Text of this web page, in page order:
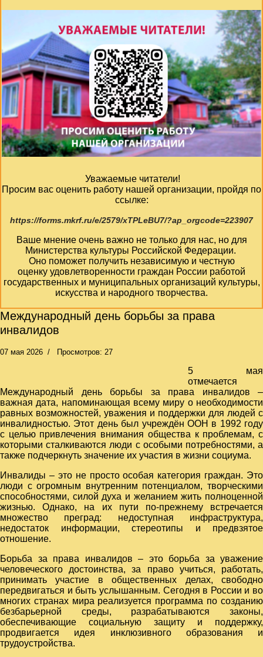
Уважаемые читатели!
Просим вас оценить работу нашей организации, пройдя по
ссылке:
https://forms.mkrf.ru/e/2579/xTPLeBU7/?ap_orgcode=223907
Ваше мнение очень важно не только для нас, но для
Министерства культуры Российской Федерации.
Оно поможет получить независимую и честную
оценку удовлетворенности граждан России работой
государственных и муниципальных организаций культуры,
искусства и народного творчества.
Международный день борьбы за права
инвалидов
07 мая 2026 Просмотров: 27
5 мая
отмечается
Международный день борьбы за права инвалидов –
важная дата, напоминающая всему миру о необходимости
равных возможностей, уважения и поддержки для людей с
инвалидностью. Этот день был учреждён ООН в 1992 году
с целью привлечения внимания общества к проблемам, с
которыми сталкиваются люди с особыми потребностями, а
также подчеркнуть значение их участия в жизни социума.
Инвалиды – это не просто особая категория граждан. Это
люди с огромным внутренним потенциалом, творческими
способностями, силой духа и желанием жить полноценной
жизнью. Однако, на их пути по-прежнему встречается
множество преград: недоступная инфраструктура,
недостаток информации, стереотипы и предвзятое
отношение.
Борьба за права инвалидов – это борьба за уважение
человеческого достоинства, за право учиться, работать,
принимать участие в общественных делах, свободно
передвигаться и быть услышанным. Сегодня в России и во
многих странах мира реализуется программа по созданию
безбарьерной среды, разрабатываются законы,
обеспечивающие социальную защиту и поддержку,
продвигается идея инклюзивного образования и
трудоустройства.